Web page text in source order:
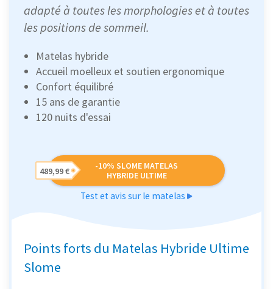
adapté à toutes les morphologies et à toutes
les positions de sommeil.
Matelas hybride
Accueil moelleux et soutien ergonomique
Confort équilibré
15 ans de garantie
120 nuits d'essai
-10% SLOME MATELAS
HYBRIDE ULTIME
489,99 €
Test et avis sur le matelas
Points forts du Matelas Hybride Ultime
Slome